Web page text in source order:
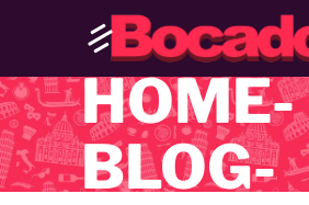
MAIN-
HOME-
BLOG-